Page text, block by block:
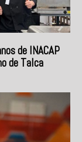
de INACAP
de Talca